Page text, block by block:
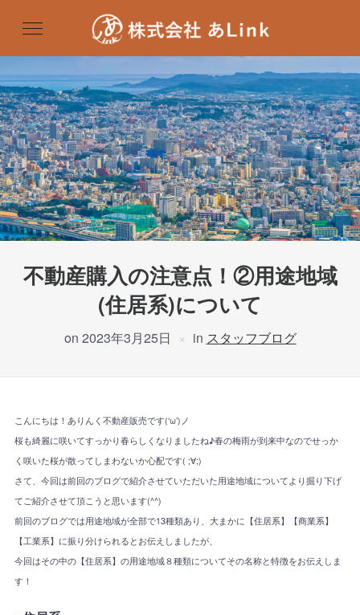
不動産購入の注意点！②用途地域
(住居系)について
on 2023年3月25日 in スタッフブログ
こんにちは！ありんく不動産販売です(‘ω’)ノ
桜も綺麗に咲いてすっかり春らしくなりましたね♪春の梅雨が到来中なのでせっか
く咲いた桜が散ってしまわないか心配です( ;∀;)
さて、今回は前回のブログで紹介させていただいた用途地域についてより掘り下げ
てご紹介させて頂こうと思います(^^)
前回のブログでは用途地域が全部で13種類あり、大まかに【住居系】【商業系】
【工業系】に振り分けられるとお伝えしましたが、
今回はその中の【住居系】の用途地域８種類についてその名称と特徴をお伝えしま
す！